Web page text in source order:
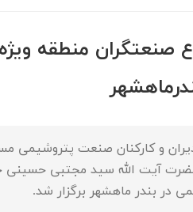
صنعتگران منطقه
و کارکنان صنعت پتروشیمی
آیت الله سید مجتبی حسینی
در بندر ماهشهر برگزار شد.